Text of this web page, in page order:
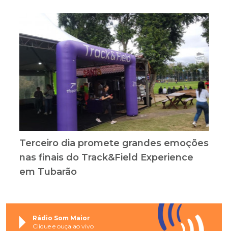
Terceiro dia promete grandes emoções
nas finais do Track&Field Experience
em Tubarão
Rádio Som Maior
Clique e ouça ao vivo